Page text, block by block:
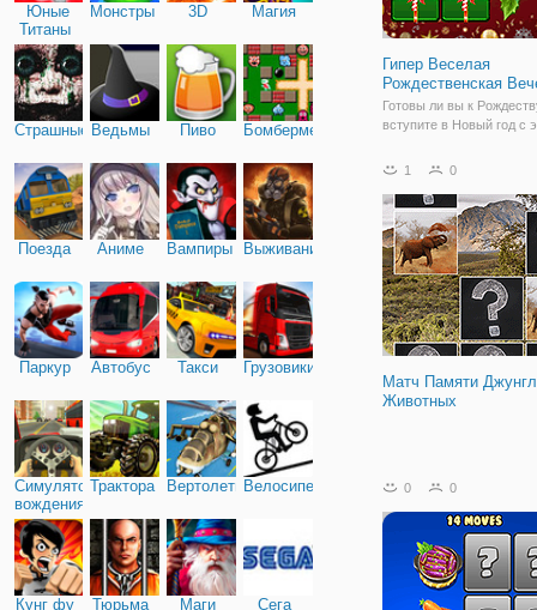
Юные
Титаны
Монстры 3D Магия
Страшные Ведьмы Пиво Бомбермен
Поезда Аниме Вампиры Выживание
Паркур Автобус Такси Грузовики
Симулятор
вождения
Трактора ВертолетыВелосипед
Кунг фу Тюрьма Маги Сега
Гипер Веселая
Рождественская
Готовы ли вы к
вступите в Новый год с
1 0
Матч Памяти
Животных
0 0